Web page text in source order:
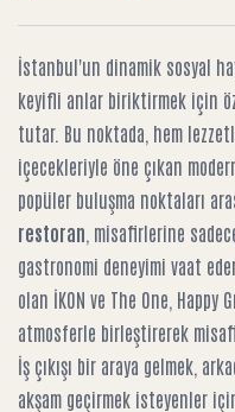
İstanbul'un dinamik sosyal
keyifli anlar biriktirmek için
tutar. Bu noktada, hem
içecekleriyle öne çıkan
popüler buluşma noktaları
restoran , misafirlerine
gastronomi deneyimi vaat
olan İKON ve The One,
atmosferle birleştirerek
İş çıkışı bir araya gelmek,
akşam geçirmek isteyenler